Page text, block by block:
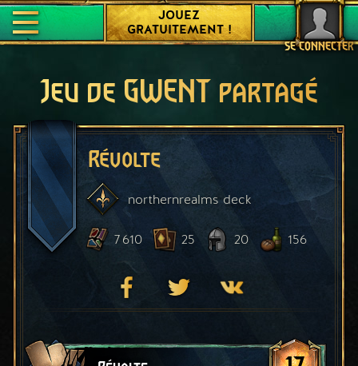
SE CONNECTER
JOUEZ
GRATUITEMENT !
Jeu de GWENT partagé
Révolte
northernrealmsdeck
7 610 25 20 156